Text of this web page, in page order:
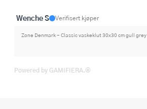
Wenche S Verifisert kjøper
Zone Denmark - Classic vaskeklut 30x30 cm gull grey
Powered by GAMIFIERA.®